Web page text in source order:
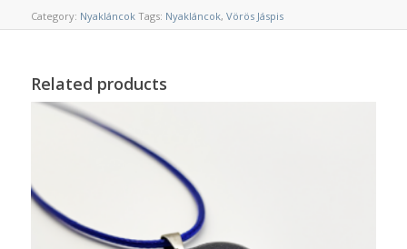
Category: Nyakláncok Tags: Nyakláncok, Vörös Jáspis
Related products